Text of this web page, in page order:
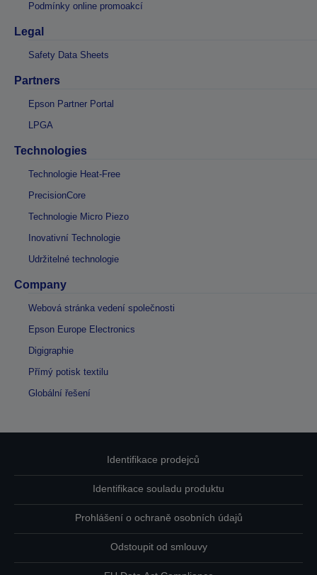
Podmínky online promoakcí
Legal
Safety Data Sheets
Partners
Epson Partner Portal
LPGA
Technologies
Technologie Heat-Free
PrecisionCore
Technologie Micro Piezo
Inovativní Technologie
Udržitelné technologie
Company
Webová stránka vedení společnosti
Epson Europe Electronics
Digigraphie
Přímý potisk textilu
Globální řešení
Identifikace prodejců
Identifikace souladu produktu
Prohlášení o ochraně osobních údajů
Odstoupit od smlouvy